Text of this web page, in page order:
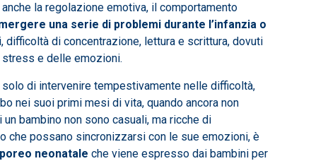
la regolazione emotiva, il comportamento
una serie di problemi durante l’infanzia o
di concentrazione, lettura e scrittura, dovuti
e delle emozioni.
di intervenire tempestivamente nelle difficoltà,
nei suoi primi mesi di vita, quando ancora non
bambino non sono casuali, ma ricche di
che possano sincronizzarsi con le sue emozioni, è
neonatale che viene espresso dai bambini per